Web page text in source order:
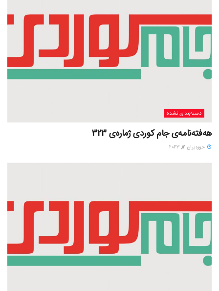
دسته‌بندی نشده
هەفتەنامەی جام کوردی ژمارەی 323
حوزه‌یران 12, 2023